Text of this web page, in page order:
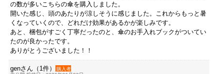
の数が多いこちらの傘を購入しました。
開いた感じ、頭のあたりが涼しそうに感じました。これからもっと暑
くなっていくので、どれだけ効果があるかが楽しみです。
あと、梱包がすごく丁寧だったのと、傘のお手入れブックがついてい
たのが良かったです。
ありがとうございました！！
genさん（1件）
購入者